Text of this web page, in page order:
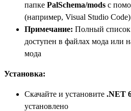
папке PalSchema/mods с
(например, Visual Studio
Примечание: Полный список
доступен в файлах мода или
мода
Установка:
Скачайте и установите .NET
установлено